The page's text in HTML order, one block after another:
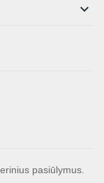

pasiūlymus.